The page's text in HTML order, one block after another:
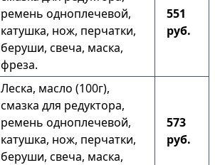
ремень одноплечевой,
катушка, нож, перчатки,
беруши, свеча, маска,
фреза.
551
руб.
Леска, масло (100г),
смазка для редуктора,
ремень одноплечевой,
катушка, нож, перчатки,
беруши, свеча, маска,
573
руб.